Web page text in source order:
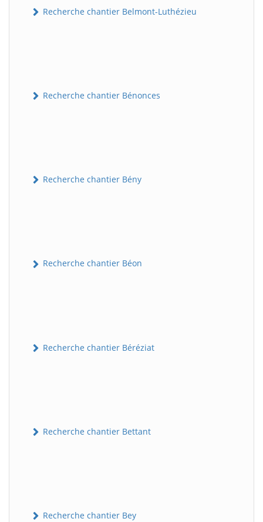
Recherche chantier Belmont-Luthézieu
Recherche chantier Bénonces
Recherche chantier Bény
Recherche chantier Béon
Recherche chantier Béréziat
Recherche chantier Bettant
Recherche chantier Bey